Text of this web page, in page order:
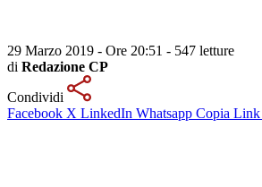
29 Marzo 2019 - Ore 20:51 - 547 letture
di Redazione CP
Condividi
Facebook X LinkedIn Whatsapp Copia Link